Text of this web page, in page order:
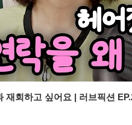
재회하고 싶어요 | 러브픽션